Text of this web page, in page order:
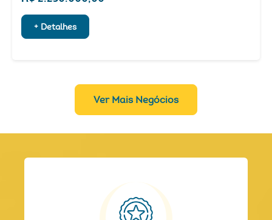
+ Detalhes
Ver Mais Negócios